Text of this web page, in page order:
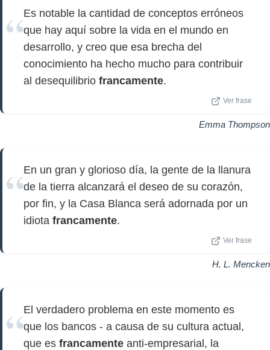
Es notable la cantidad de conceptos erróneos
que hay aquí sobre la vida en el mundo en
desarrollo, y creo que esa brecha del
conocimiento ha hecho mucho para contribuir
al desequilibrio francamente.
Ver frase
Emma Thompson
En un gran y glorioso día, la gente de la llanura
de la tierra alcanzará el deseo de su corazón,
por fin, y la Casa Blanca será adornada por un
idiota francamente.
Ver frase
H. L. Mencken
El verdadero problema en este momento es
que los bancos - a causa de su cultura actual,
que es francamente anti-empresarial, la